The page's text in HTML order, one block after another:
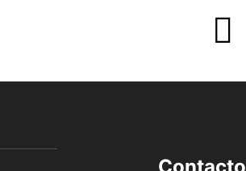
Contacto